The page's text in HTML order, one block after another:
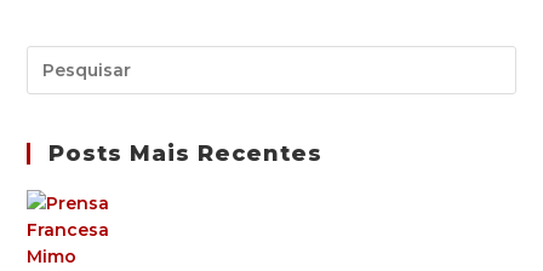
Posts Mais Recentes